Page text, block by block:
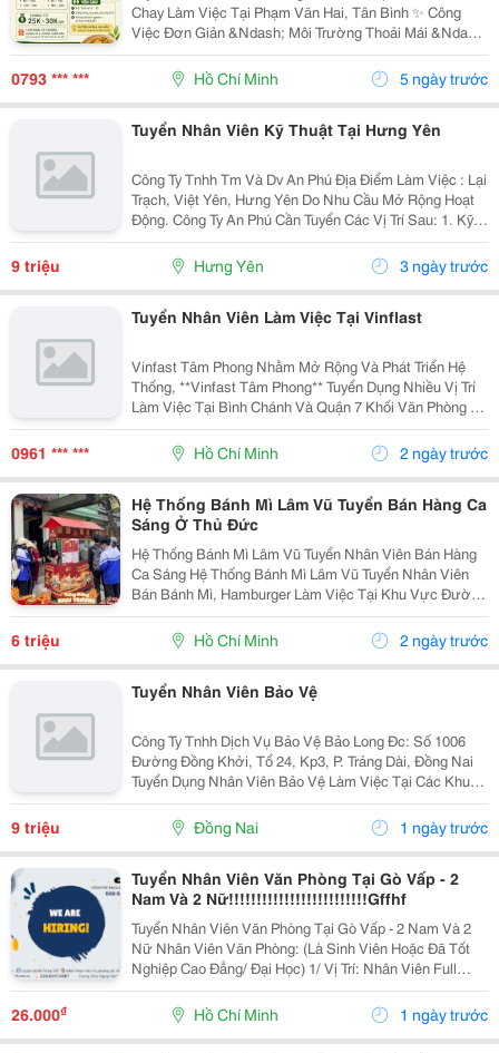
Chay Làm Việc Tại Phạm Văn Hai, Tân Bình ✨ Công
Việc Đơn Giản &Ndash; Môi Trường Thoải Mái &Ndash;
Phù Hợp Sinh Viên Kiếm Thêm Thu Nhập ✨ Quán Chỉ
Bán Mang Đi, Không Phục Vụ Khách Ngồi Tại Quán.
0793 *** *** Hồ Chí Minh 5 ngày trước
Tuyển Nhân Viên Kỹ Thuật Tại Hưng Yên
Công Ty Tnhh Tm Và Dv An Phú Địa Điểm Làm Việc : Lại
Trạch, Việt Yên, Hưng Yên Do Nhu Cầu Mở Rộng Hoạt
Động. Công Ty An Phú Cần Tuyển Các Vị Trí Sau: 1. Kỹ
Thuật Xe Nâng Người : 03 Mô Tả Công Việc : - Vận
Hành Và Nắm Rõ Nguyên Lý Hoạt Động...
9 triệu Hưng Yên 3 ngày trước
Tuyển Nhân Viên Làm Việc Tại Vinflast
Vinfast Tâm Phong Nhằm Mở Rộng Và Phát Triển Hệ
Thống, **Vinfast Tâm Phong** Tuyển Dụng Nhiều Vị Trí
Làm Việc Tại Bình Chánh Và Quận 7 Khối Văn Phòng 1.
Cố Vấn Dịch Vụ : 02 Có Kinh Nghiệm Trên 02 Năm Về
Vinfast 2. Học Việc Cố Vấn Dịch Vụ:...
0961 *** *** Hồ Chí Minh 2 ngày trước
Hệ Thống Bánh Mì Lâm Vũ Tuyển Bán Hàng Ca
Sáng Ở Thủ Đức
Hệ Thống Bánh Mì Lâm Vũ Tuyển Nhân Viên Bán Hàng
Ca Sáng Hệ Thống Bánh Mì Lâm Vũ Tuyển Nhân Viên
Bán Bánh Mì, Hamburger Làm Việc Tại Khu Vực Đường
Liên Phường &Ndash; Tp. Thủ Đức +++ Thu Nhập:
26.000 - 28.000 Đồng/Giờ. +++ Thưởng Khi Đạt/Vượt...
6 triệu Hồ Chí Minh 2 ngày trước
Tuyển Nhân Viên Bảo Vệ
Công Ty Tnhh Dịch Vụ Bảo Vệ Bảo Long Đc: Số 1006
Đường Đồng Khởi, Tổ 24, Kp3, P. Trảng Dài, Đồng Nai
Tuyển Dụng Nhân Viên Bảo Vệ Làm Việc Tại Các Khu
Vực : 1. Khu Vực Nhơn Trạch 2. Kcn Amata- Biên Hoà 2
9 triệu Đồng Nai 1 ngày trước
Tuyển Nhân Viên Văn Phòng Tại Gò Vấp - 2
Nam Và 2 Nữ!!!!!!!!!!!!!!!!!!!!!!!!!Gffhf
Tuyển Nhân Viên Văn Phòng Tại Gò Vấp - 2 Nam Và 2
Nữ Nhân Viên Văn Phòng: (Là Sinh Viên Hoặc Đã Tốt
Nghiệp Cao Đẳng/ Đại Học) 1/ Vị Trí: Nhân Viên Full
Time (2 Nam 2 Nữ) Ca Làm: 13:00 Đến 21:00 (1 Tháng
Được Nghỉ Phép 1 Ngày, Và Hưởng Các Ngày...
26.000₫ Hồ Chí Minh 1 ngày trước